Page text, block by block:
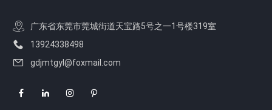
广东省东莞市莞城街道天宝路5号之一1号楼319室
13924338498
gdjmtgyl@foxmail.com